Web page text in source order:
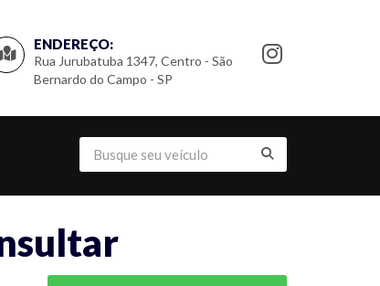
ENDEREÇO:
Rua Jurubatuba 1347, Centro - São
Bernardo do Campo - SP